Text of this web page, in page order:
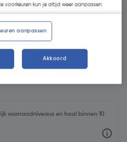
33,02
voorraadniveaus en haal binnen 10
voorkeuren kun je altijd weer aanpassen.
aanpassen
Akkoord